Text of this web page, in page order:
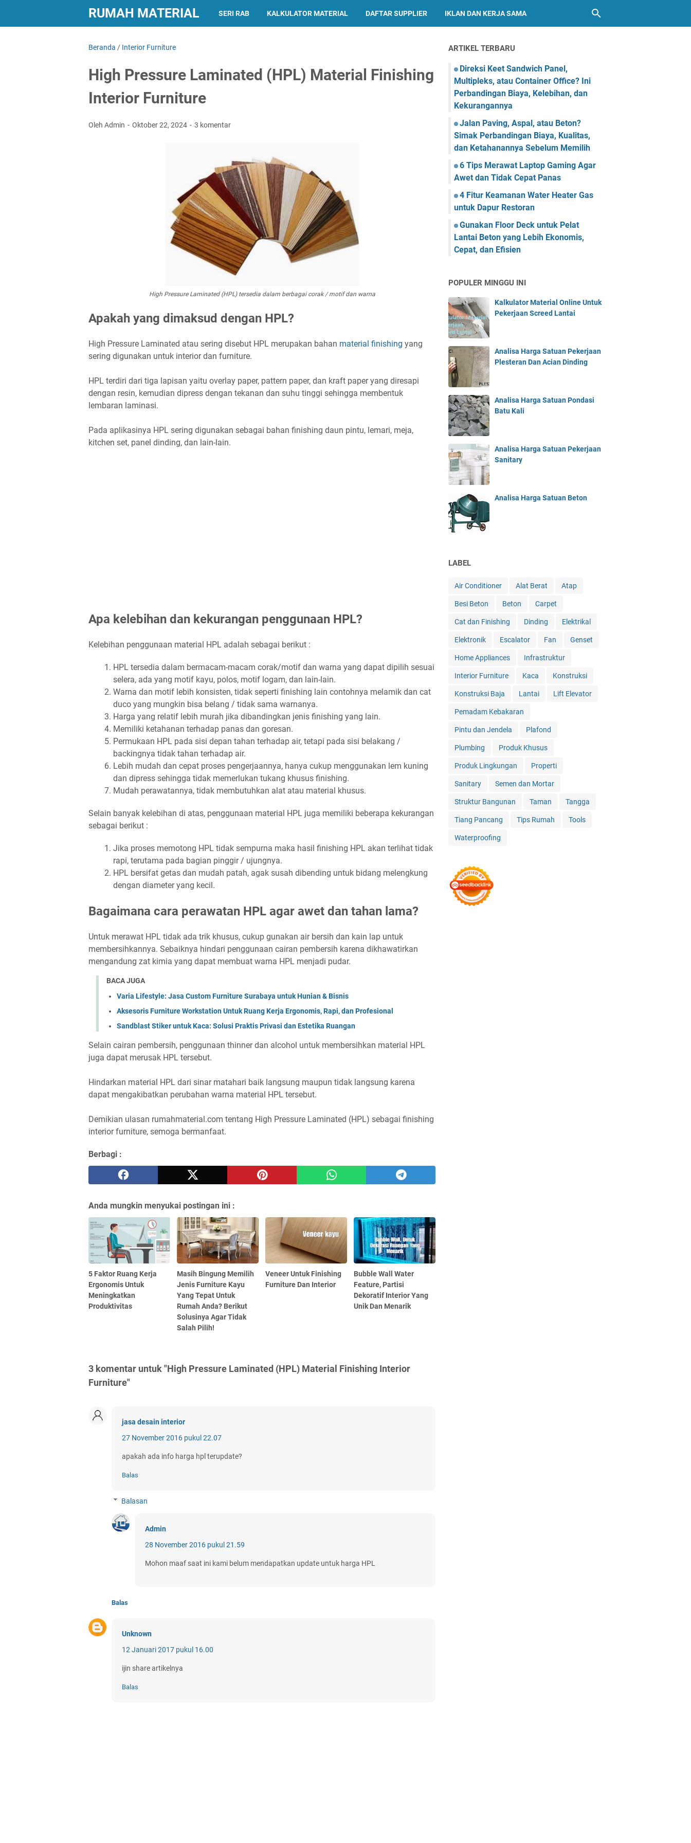
RUMAH MATERIAL SERI RAB KALKULATOR MATERIAL DAFTAR SUPPLIER IKLAN DAN KERJA SAMA
Beranda / Interior Furniture
High Pressure Laminated (HPL) Material Finishing
Interior Furniture
Oleh Admin Oktober 22, 2024 3 komentar
High Pressure Laminated (HPL) tersedia dalam berbagai corak / motif dan warna
Apakah yang dimaksud dengan HPL?
High Pressure Laminated atau sering disebut HPL merupakan bahan material finishing yang
sering digunakan untuk interior dan furniture.
HPL terdiri dari tiga lapisan yaitu overlay paper, pattern paper, dan kraft paper yang diresapi
dengan resin, kemudian dipress dengan tekanan dan suhu tinggi sehingga membentuk
lembaran laminasi.
Pada aplikasinya HPL sering digunakan sebagai bahan finishing daun pintu, lemari, meja,
kitchen set, panel dinding, dan lain-lain.
Apa kelebihan dan kekurangan penggunaan HPL?
Kelebihan penggunaan material HPL adalah sebagai berikut :
HPL tersedia dalam bermacam-macam corak/motif dan warna yang dapat dipilih sesuai
selera, ada yang motif kayu, polos, motif logam, dan lain-lain.
Warna dan motif lebih konsisten, tidak seperti finishing lain contohnya melamik dan cat
duco yang mungkin bisa belang / tidak sama warnanya.
Harga yang relatif lebih murah jika dibandingkan jenis finishing yang lain.
Memiliki ketahanan terhadap panas dan goresan.
Permukaan HPL pada sisi depan tahan terhadap air, tetapi pada sisi belakang /
backingnya tidak tahan terhadap air.
Lebih mudah dan cepat proses pengerjaannya, hanya cukup menggunakan lem kuning
dan dipress sehingga tidak memerlukan tukang khusus finishing.
Mudah perawatannya, tidak membutuhkan alat atau material khusus.
Selain banyak kelebihan di atas, penggunaan material HPL juga memiliki beberapa kekurangan
sebagai berikut :
Jika proses memotong HPL tidak sempurna maka hasil finishing HPL akan terlihat tidak
rapi, terutama pada bagian pinggir / ujungnya.
HPL bersifat getas dan mudah patah, agak susah dibending untuk bidang melengkung
dengan diameter yang kecil.
Bagaimana cara perawatan HPL agar awet dan tahan lama?
Untuk merawat HPL tidak ada trik khusus, cukup gunakan air bersih dan kain lap untuk
membersihkannya. Sebaiknya hindari penggunaan cairan pembersih karena dikhawatirkan
mengandung zat kimia yang dapat membuat warna HPL menjadi pudar.
BACA JUGA
Varia Lifestyle: Jasa Custom Furniture Surabaya untuk Hunian & Bisnis
Aksesoris Furniture Workstation Untuk Ruang Kerja Ergonomis, Rapi, dan Profesional
Sandblast Stiker untuk Kaca: Solusi Praktis Privasi dan Estetika Ruangan
Selain cairan pembersih, penggunaan thinner dan alcohol untuk membersihkan material HPL
juga dapat merusak HPL tersebut.
Hindarkan material HPL dari sinar matahari baik langsung maupun tidak langsung karena
dapat mengakibatkan perubahan warna material HPL tersebut.
Demikian ulasan rumahmaterial.com tentang High Pressure Laminated (HPL) sebagai finishing
interior furniture, semoga bermanfaat.
Berbagi :
Anda mungkin menyukai postingan ini :
5 Faktor Ruang Kerja
Ergonomis Untuk
Meningkatkan
Produktivitas
Masih Bingung Memilih
Jenis Furniture Kayu
Yang Tepat Untuk
Rumah Anda? Berikut
Solusinya Agar Tidak
Salah Pilih!
Veneer Untuk Finishing
Furniture Dan Interior
Bubble Wall Water
Feature, Partisi
Dekoratif Interior Yang
Unik Dan Menarik
3 komentar untuk "High Pressure Laminated (HPL) Material Finishing Interior
Furniture"
jasa desain interior
27 November 2016 pukul 22.07
apakah ada info harga hpl terupdate?
Balas
Balasan
Admin
28 November 2016 pukul 21.59
Mohon maaf saat ini kami belum mendapatkan update untuk harga HPL
Balas
Unknown
12 Januari 2017 pukul 16.00
ijin share artikelnya
Balas
ARTIKEL TERBARU
Direksi Keet Sandwich Panel,
Multipleks, atau Container Office? Ini
Perbandingan Biaya, Kelebihan, dan
Kekurangannya
Jalan Paving, Aspal, atau Beton?
Simak Perbandingan Biaya, Kualitas,
dan Ketahanannya Sebelum Memilih
6 Tips Merawat Laptop Gaming Agar
Awet dan Tidak Cepat Panas
4 Fitur Keamanan Water Heater Gas
untuk Dapur Restoran
Gunakan Floor Deck untuk Pelat
Lantai Beton yang Lebih Ekonomis,
Cepat, dan Efisien
POPULER MINGGU INI
Kalkulator Material Online Untuk
Pekerjaan Screed Lantai
Analisa Harga Satuan Pekerjaan
Plesteran Dan Acian Dinding
Analisa Harga Satuan Pondasi
Batu Kali
Analisa Harga Satuan Pekerjaan
Sanitary
Analisa Harga Satuan Beton
LABEL
Air Conditioner Alat Berat Atap
Besi Beton Beton Carpet
Cat dan Finishing Dinding Elektrikal
Elektronik Escalator Fan Genset
Home Appliances Infrastruktur
Interior Furniture Kaca Konstruksi
Konstruksi Baja Lantai Lift Elevator
Pemadam Kebakaran
Pintu dan Jendela Plafond
Plumbing Produk Khusus
Produk Lingkungan Properti
Sanitary Semen dan Mortar
Struktur Bangunan Taman Tangga
Tiang Pancang Tips Rumah Tools
Waterproofing